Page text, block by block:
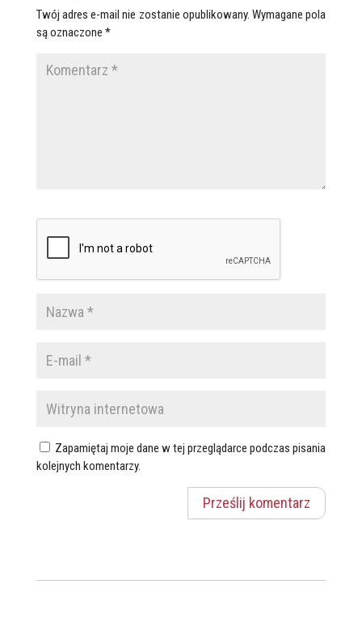
Twój adres e-mail nie zostanie opublikowany. Wymagane pola
są oznaczone *
Zapamiętaj moje dane w tej przeglądarce podczas pisania
kolejnych komentarzy.